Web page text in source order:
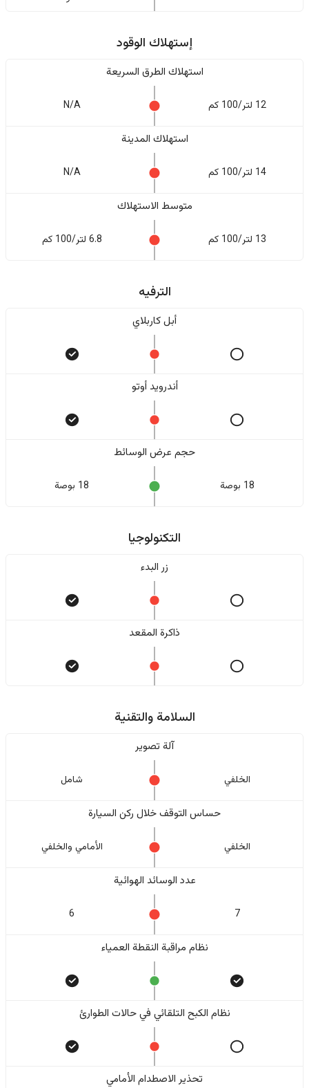
إستهلاك الوقود
استهلاك الطرق السريعة
12 لتر/100 كم N/A
استهلاك المدينة
14 لتر/100 كم N/A
متوسط الاستهلاك
13 لتر/100 كم 6.8 لتر/100 كم
الترفيه
أبل كاربلاي
أندرويد أوتو
حجم عرض الوسائط
18 بوصة 18 بوصة
التكنولوجيا
زر البدء
ذاكرة المقعد
السلامة والتقنية
آلة تصوير
الخلفي شامل
حساس التوقف خلال ركن السيارة
الخلفي الأمامي والخلفي
عدد الوسائد الهوائية
7
6
نظام مراقبة النقطة العمياء
نظام الكبح التلقائي في حالات الطوارئ
تحذير الاصطدام الأمامي